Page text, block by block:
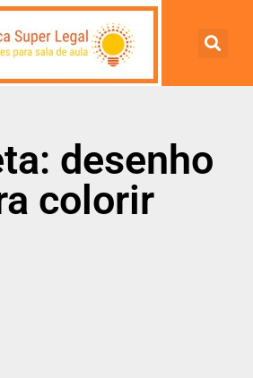
desenho
colorir